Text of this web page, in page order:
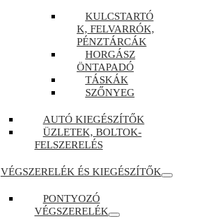
KULCSTARTÓ
K, FELVARRÓK,
PÉNZTÁRCÁK
HORGÁSZ
ÖNTAPADÓ
TÁSKÁK
SZŐNYEG
AUTÓ KIEGÉSZÍTŐK
ÜZLETEK, BOLTOK-
FELSZERELÉS
VÉGSZERELÉK ÉS KIEGÉSZÍTŐK
PONTYOZÓ
VÉGSZERELÉK